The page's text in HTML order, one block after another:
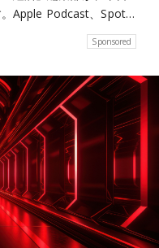
Apple Podcast、Spot…
Sponsored